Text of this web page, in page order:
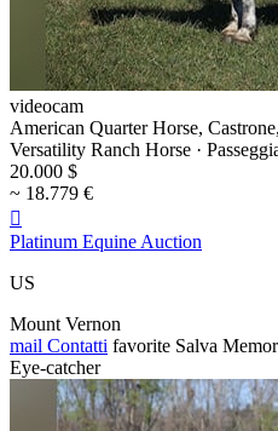
videocam
American Quarter Horse,
Versatility Ranch Horse ·
20.000 $
~ 18.779 €

Platinum Equine Auction
US
Mount Vernon
mail Contatti favorite Salva
Eye-catcher